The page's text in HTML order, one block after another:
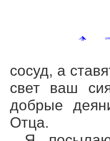
сосуд, а
свет ваш
добрые
Отца.